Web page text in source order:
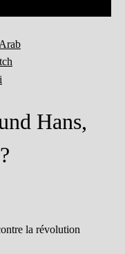
Hans,
la révolution